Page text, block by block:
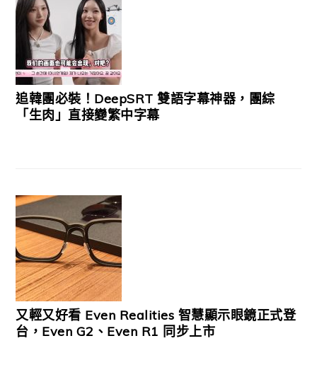
追韓團必裝！DeepSRT 雙語字幕神器，團綜
「生肉」直接變繁中字幕
又輕又好看 Even Realities 智慧顯示眼鏡正式登
台，Even G2、Even R1 同步上市